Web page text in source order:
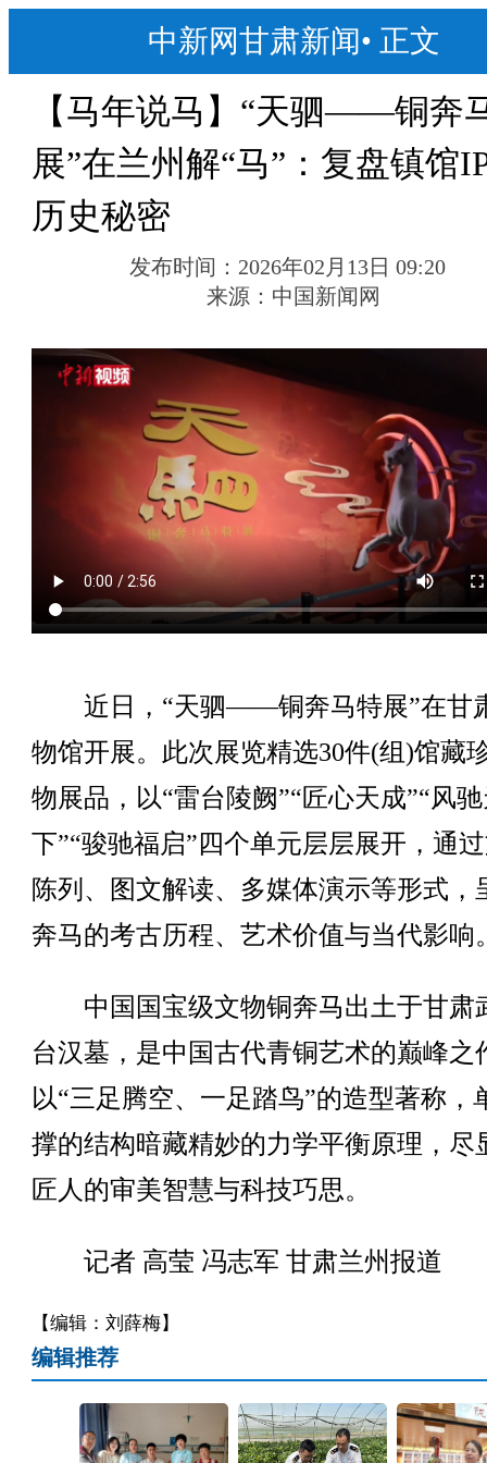
中新网甘肃新闻• 正文
【马年说马】“天驷——铜奔
展”在兰州解“马”：复盘镇馆
历史秘密
发布时间： 2026年02月13日 09:20
来源： 中国新闻网
近日，“天驷——铜奔马特展”在甘
物馆开展。此次展览精选30件(组)馆藏
物展品，以“雷台陵阙”“匠心天成”“风
下”“骏驰福启”四个单元层层展开，通
陈列、图文解读、多媒体演示等形式，
奔马的考古历程、艺术价值与当代影响
中国国宝级文物铜奔马出土于甘肃
台汉墓，是中国古代青铜艺术的巅峰之
以“三足腾空、一足踏鸟”的造型著称，
撑的结构暗藏精妙的力学平衡原理，尽
匠人的审美智慧与科技巧思。
记者 高莹 冯志军 甘肃兰州报道
【编辑：刘薛梅】
编辑推荐